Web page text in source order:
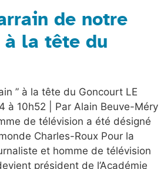
de notre
la tête du
” à la tête du Goncourt LE
à 10h52 | Par Alain Beuve-Méry
de télévision a été désigné
Charles-Roux Pour la
et homme de télévision
président de l’Académie